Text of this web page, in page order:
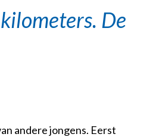
De
andere jongens. Eerst